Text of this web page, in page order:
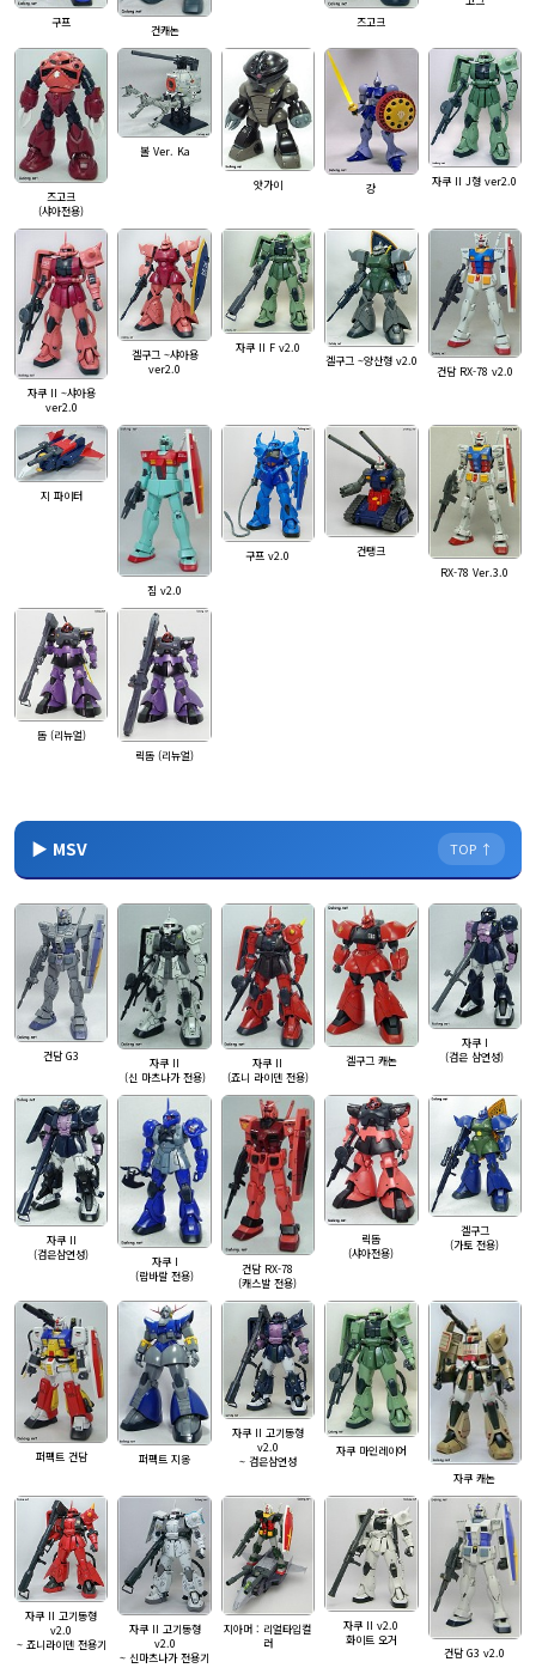
구프
건캐논
즈고크
즈고크
(샤아전용)
볼 Ver. Ka
앗가이 걍 자쿠 II J형 ver2.0
자쿠 II ~샤아용
ver2.0
겔구그 ~샤아용
ver2.0
자쿠 II F v2.0
겔구그 ~양산형 v2.0
건담 RX-78 v2.0
지 파이터
짐 v2.0
구프 v2.0
건탱크
RX-78 Ver.3.0
돔 (리뉴얼)
릭돔 (리뉴얼)
▶ MSV TOP ↑
건담 G3
자쿠 II
(신 마츠나가 전용)
자쿠 II
(죠니 라이덴 전용)
겔구그 캐논
자쿠 I
(검은 삼연성)
자쿠 II
(검은삼연성)
자쿠 I
(람바랄 전용)
건담 RX-78
(캐스발 전용)
릭돔
(샤아전용)
겔구그
(가토 전용)
퍼펙트 건담 퍼펙트 지옹
자쿠 II 고기동형
v2.0
~ 검은삼연성
자쿠 마인레이어
자쿠 캐논
자쿠 II 고기동형
v2.0
~ 죠니라이덴 전용기
자쿠 II 고기동형
v2.0
~ 신마츠나가 전용기
지아머 : 리얼타입컬
러
자쿠 II v2.0
화이트 오거
건담 G3 v2.0